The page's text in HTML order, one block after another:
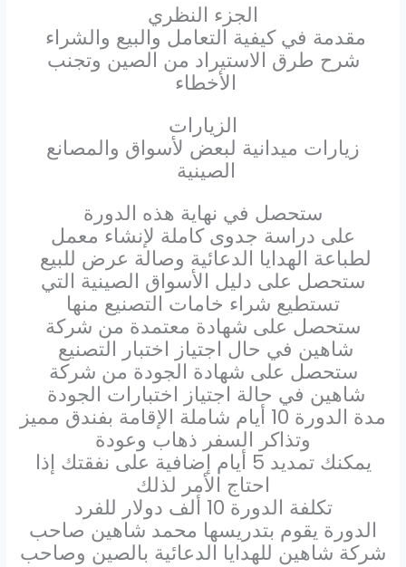
الجزء النظري
مقدمة في كيفية التعامل والبيع والشراء
شرح طرق الاستيراد من الصين وتجنب
الأخطاء
الزيارات
زيارات ميدانية لبعض لأسواق والمصانع
الصينية
ستحصل في نهاية هذه الدورة
على دراسة جدوى كاملة لإنشاء معمل
لطباعة الهدايا الدعائية وصالة عرض للبيع
ستحصل على دليل الأسواق الصينية التي
تستطيع شراء خامات التصنيع منها
ستحصل على شهادة معتمدة من شركة
شاهين في حال اجتياز اختبار التصنيع
ستحصل على شهادة الجودة من شركة
شاهين في حالة اجتياز اختبارات الجودة
مدة الدورة 10 أيام شاملة الإقامة بفندق مميز
وتذاكر السفر ذهاب وعودة
يمكنك تمديد 5 أيام إضافية على نفقتك إذا
احتاج الأمر لذلك
تكلفة الدورة 10 ألف دولار للفرد
الدورة يقوم بتدريسها محمد شاهين صاحب
شركة شاهين للهدايا الدعائية بالصين وصاحب